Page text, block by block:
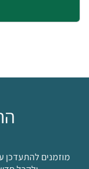
מוזמנים להתעדכן